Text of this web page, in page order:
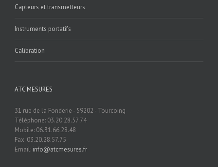
Capteurs et transmetteurs
Instruments portatifs
Calibration
ATC MESURES
31 rue de la Fonderie - 59202 - Tourcoing
Téléphone: 03.20.28.57.74
Mobile: 06.31.66.28.48
Fax: 03.20.28.57.75
Email: info@atcmesures.fr